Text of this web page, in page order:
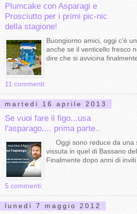
Plumcake con Asparagi e
Prosciutto per i primi pic-nic
della stagione!
Buongiorno amici, oggi c'è
anche se il venticello fresco
dire che si avvicina finalmente
11 commenti:
martedì 16 aprile 2013
Se vuoi fare il figo...usa
l'asparago.... prima parte..
Oggi sono reduce da una
vissuta in quel di Bassano
Finalmente dopo anni di inviti
5 commenti:
lunedì 7 maggio 2012